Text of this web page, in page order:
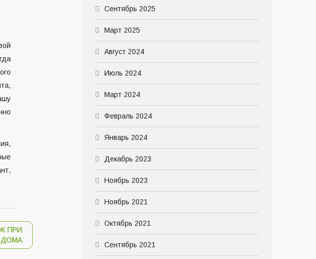
ПРИ
ДОМА
Сентябрь 2025
Март 2025
Август 2024
Июль 2024
Март 2024
Февраль 2024
Январь 2024
Декабрь 2023
Ноябрь 2023
Ноябрь 2021
Октябрь 2021
Сентябрь 2021